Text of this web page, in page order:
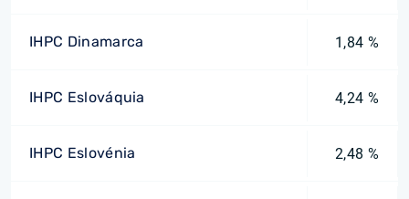
IHPC Dinamarca 1,84 %
IHPC Eslováquia 4,24 %
IHPC Eslovénia 2,48 %